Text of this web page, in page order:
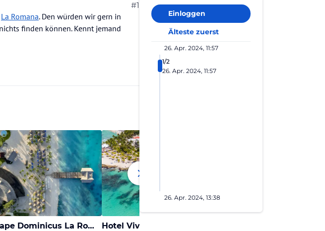
#1
La Romana. Den würden wir gern in
finden können. Kennt jemand
Einloggen
Älteste zuerst
26. Apr. 2024, 11:57
1/2
26. Apr. 2024, 11:57
26. Apr. 2024, 13:38